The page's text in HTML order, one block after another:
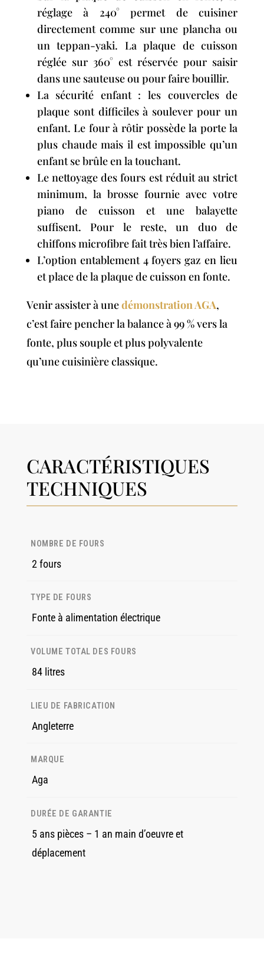
réglage à 240° permet de cuisiner
directement comme sur une plancha ou
un teppan-yaki. La plaque de cuisson
réglée sur 360° est réservée pour saisir
dans une sauteuse ou pour faire bouillir.
La sécurité enfant : les couvercles de
plaque sont difficiles à soulever pour un
enfant. Le four à rôtir possède la porte la
plus chaude mais il est impossible qu’un
enfant se brûle en la touchant.
Le nettoyage des fours est réduit au strict
minimum, la brosse fournie avec votre
piano de cuisson et une balayette
suffisent. Pour le reste, un duo de
chiffons microfibre fait très bien l’affaire.
L’option entablement 4 foyers gaz en lieu
et place de la plaque de cuisson en fonte.
Venir assister à unedémonstration AGA,
c’est faire pencher la balance à 99 % vers la
fonte, plus souple et plus polyvalente
qu’une cuisinière classique.
CARACTÉRISTIQUES
TECHNIQUES
NOMBRE DE FOURS
2 fours
TYPE DE FOURS
Fonte à alimentation électrique
VOLUME TOTAL DES FOURS
84 litres
LIEU DE FABRICATION
Angleterre
MARQUE
Aga
DURÉE DE GARANTIE
5 ans pièces – 1 an main d’oeuvre et
déplacement